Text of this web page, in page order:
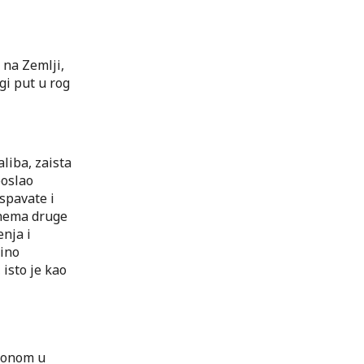
Zemlji,
put u rog
zaista
i
druge
i
isto je kao
u